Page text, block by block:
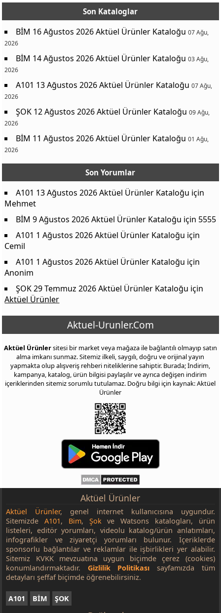
Son Kataloglar
BİM 16 Ağustos 2026 Aktüel Ürünler Kataloğu 07 Ağu,
2026
BİM 14 Ağustos 2026 Aktüel Ürünler Kataloğu 03 Ağu,
2026
A101 13 Ağustos 2026 Aktüel Ürünler Kataloğu 07 Ağu,
2026
ŞOK 12 Ağustos 2026 Aktüel Ürünler Kataloğu 09 Ağu,
2026
BİM 11 Ağustos 2026 Aktüel Ürünler Kataloğu 01 Ağu,
2026
Son Yorumlar
A101 13 Ağustos 2026 Aktüel Ürünler Kataloğu için
Mehmet
BİM 9 Ağustos 2026 Aktüel Ürünler Kataloğu için 5555
A101 1 Ağustos 2026 Aktüel Ürünler Kataloğu için
Cemil
A101 1 Ağustos 2026 Aktüel Ürünler Kataloğu için
Anonim
ŞOK 29 Temmuz 2026 Aktüel Ürünler Kataloğu için
Aktüel Ürünler
Aktuel-Urunler.Com
Aktüel Ürünlersitesi bir market veya mağaza ile bağlantılı olmayıp satın
alma imkanı sunmaz. Sitemiz ilkeli, saygılı, doğru ve orijinal yayın
yapmakta olup alışveriş rehberi niteliklerine sahiptir. Burada; İndirim,
kampanya, katalog, ürün bilgisi paylaşılır ve ayrıca değişen indirim
içeriklerinden sitemiz sorumlu tutulamaz. Doğru bilgi için kaynak: Aktüel
Ürünler
Aktüel Ürünler
Aktüel Ürünler, genel internet kullanıcısına uygundur.
SitemizdeA101, Bim, Şokve Watsons katalogları, ürün
listeleri, editör yorumları, videolu katalog/ürün anlatımları,
infografikler ve ziyaretçi yorumları bulunur. İçeriklerde
sponsorlu bağlantılar ve reklamlar ile işbirlikleri yer alabilir.
Sitemiz KVKK mevzuatına uygun biçimde çerez (cookies)
konumlandırmaktadır. Gizlilik Politikası sayfamızda tüm
detayları şeffaf biçimde öğrenebilirsiniz.
A101 BİM ŞOK